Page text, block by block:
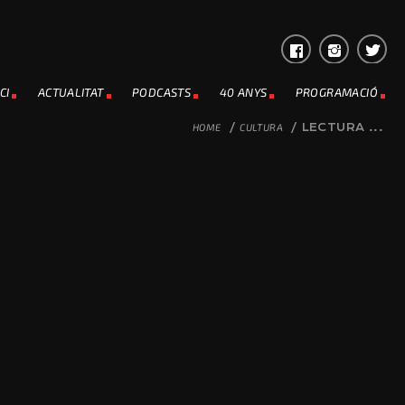
ACTUALITAT PODCASTS 40 ANYS PROGRAMACIÓ
HOME / CULTURA / LECTURA ...